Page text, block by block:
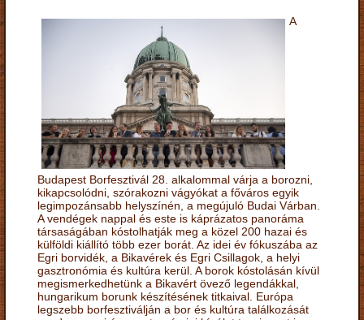
A
Budapest Borfesztivál 28. alkalommal várja a borozni,
kikapcsolódni, szórakozni vágyókat a főváros egyik
legimpozánsabb helyszínén, a megújuló Budai Várban.
A vendégek nappal és este is káprázatos panoráma
társaságában kóstolhatják meg a közel 200 hazai és
külföldi kiállító több ezer borát. Az idei év fókuszába az
Egri borvidék, a Bikavérek és Egri Csillagok, a helyi
gasztronómia és kultúra kerül. A borok kóstolásán kívül
megismerkedhetünk a Bikavért övező legendákkal,
hungarikum borunk készítésének titkaival. Európa
legszebb borfesztiválján a bor és kultúra találkozását